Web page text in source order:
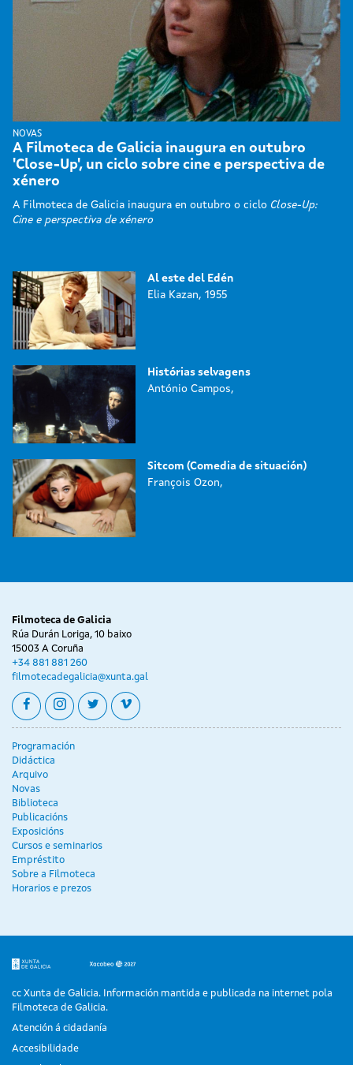
NOVAS
A Filmoteca de Galicia inaugura en outubro
'Close-Up', un ciclo sobre cine e perspectiva de
xénero
A Filmoteca de Galicia inaugura en outubro o ciclo Close-Up:
Cine e perspectiva de xénero
Al este del Edén
Elia Kazan, 1955
Histórias selvagens
António Campos,
Sitcom (Comedia de situación)
François Ozon,
Filmoteca de Galicia
Rúa Durán Loriga, 10 baixo
15003 A Coruña
+34 881 881 260
filmotecadegalicia@xunta.gal
facebookinstagram
twittervimeo
Programación
Didáctica
Arquivo
Novas
Biblioteca
Publicacións
Exposicións
Cursos e seminarios
Empréstito
Sobre a Filmoteca
Horarios e prezos
cc Xunta de Galicia. Información mantida e publicada na internet pola
Filmoteca de Galicia.
Atención á cidadanía
Accesibilidade